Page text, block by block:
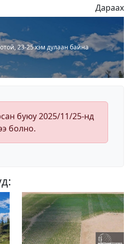
Дараах
23-25 хэм дулаан байна
буюу 2025/11/25-нд
болно.